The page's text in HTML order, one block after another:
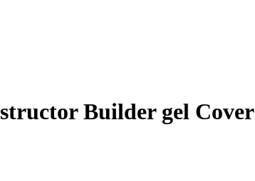
Builder gel